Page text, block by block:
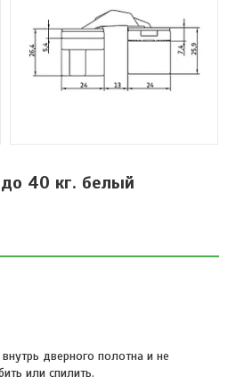
40 кг. белый
дверного полотна и не
или спилить.